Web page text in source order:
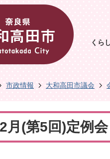
くら
市政情報 大和高田市議会
月(第5回)定例